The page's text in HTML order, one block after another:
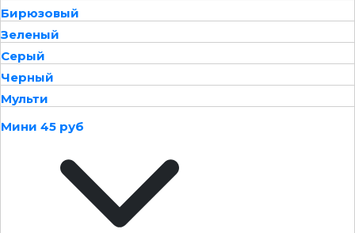
Бирюзовый
Зеленый
Серый
Черный
Мульти
Мини 45 руб